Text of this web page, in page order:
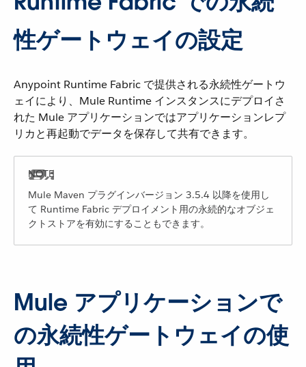
性ゲートウェイの設定
Anypoint Runtime Fabric で提供される永続性ゲートウ
ェイにより、Mule Runtime インスタンスにデプロイさ
れた Mule アプリケーションではアプリケーションレプ
リカと再起動でデータを保存して共有できます。
Mule Maven プラグインバージョン 3.5.4 以降を使用し
て Runtime Fabric デプロイメント用の永続的なオブジェ
クトストアを有効にすることもできます。
Mule アプリケーションで
の永続性ゲートウェイの使